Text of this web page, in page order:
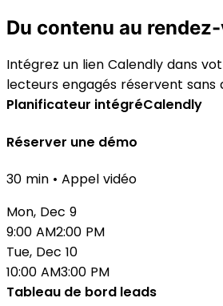
Du contenu au
Intégrez un lien Calendly dans
lecteurs engagés réservent sans
Planificateur intégréCalendly
Réserver une démo
30 min • Appel vidéo
Mon, Dec 9
9:00 AM2:00 PM
Tue, Dec 10
10:00 AM3:00 PM
Tableau de bord leads